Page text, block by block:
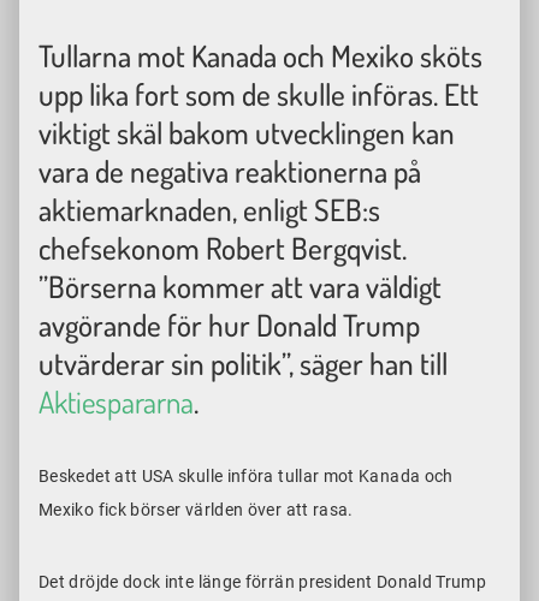
Tullarna mot Kanada och Mexiko sköts
upp lika fort som de skulle införas. Ett
viktigt skäl bakom utvecklingen kan
vara de negativa reaktionerna på
aktiemarknaden, enligt SEB:s
chefsekonom Robert Bergqvist.
”Börserna kommer att vara väldigt
avgörande för hur Donald Trump
utvärderar sin politik”, säger han till
Aktiespararna.
Beskedet att USA skulle införa tullar mot Kanada och
Mexiko fick börser världen över att rasa.
Det dröjde dock inte länge förrän president Donald Trump